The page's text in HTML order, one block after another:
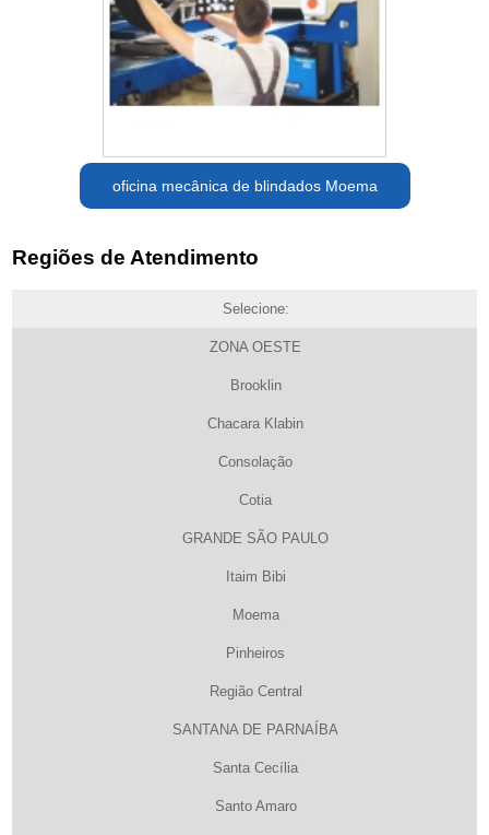
oficina mecânica de blindados Moema
Regiões de Atendimento
Selecione:
ZONA OESTE
Brooklin
Chacara Klabin
Consolação
Cotia
GRANDE SÃO PAULO
Itaim Bibi
Moema
Pinheiros
Região Central
SANTANA DE PARNAÍBA
Santa Cecília
Santo Amaro